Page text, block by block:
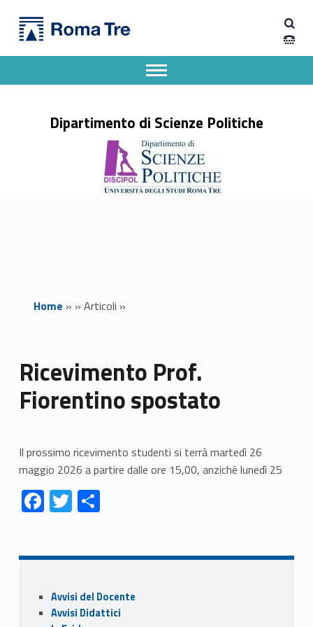
Ricevimento Prof. Fiorentino spostato - Dipartimento di Scienze Politiche
Dipartimento di Scienze Politiche
Apri il menu secondario
Header info sidebar
Home » » Articoli »
Ricevimento Prof.
Fiorentino spostato
Il prossimo ricevimento studenti si terrà martedì 26
maggio 2026 a partire dalle ore 15,00, anziché lunedì 25
Link identifier #identifier__123735-1
F
ac
b
o
o
Link identifier #identifier__163365-2 T
w
er
Link identifier #identifier__195151-3 C
di
vi
di
Sidebar
Avvisi del Docente
Avvisi Didattici